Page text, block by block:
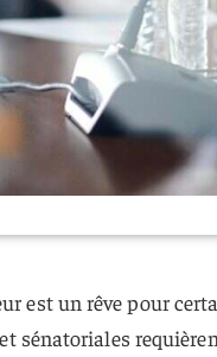
est un rêve pour
sénatoriales